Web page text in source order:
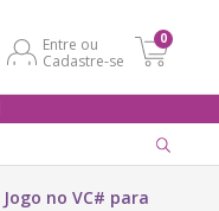
Entre ou
Cadastre-se
0
no VC# para